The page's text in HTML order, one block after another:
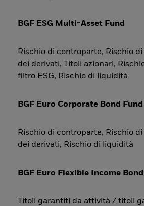
BGF ESG Multi-Asset Fund
Rischio di controparte, Rischio
dei derivati, Titoli azionari,
filtro ESG, Rischio di liquidità
BGF Euro Corporate Bond Fund
Rischio di controparte, Rischio
dei derivati, Rischio di liquidità
BGF Euro Flexible Income Bond
Titoli garantiti da attività / titoli